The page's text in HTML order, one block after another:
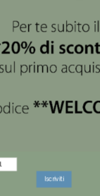
il Piccolo
la Volpe, la Rosa
la famosa
Iscriviti